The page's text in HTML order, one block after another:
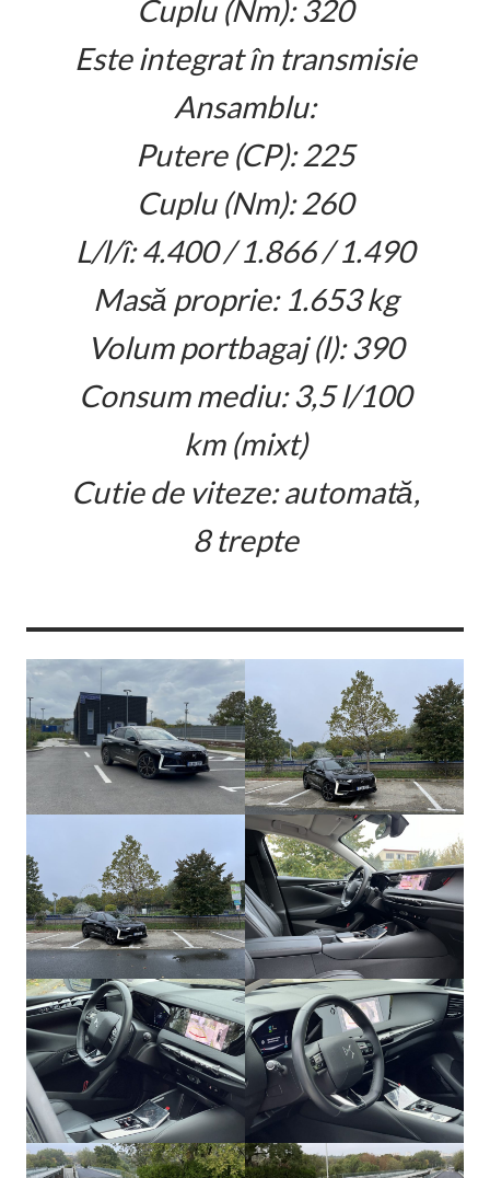
Cuplu (Nm): 320
Este integrat în transmisie
Ansamblu:
Putere (CP): 225
Cuplu (Nm): 260
L/l/î: 4.400 / 1.866 / 1.490
Masă proprie: 1.653 kg
Volum portbagaj (l): 390
Consum mediu: 3,5 l/100
km (mixt)
Cutie de viteze: automată,
8 trepte